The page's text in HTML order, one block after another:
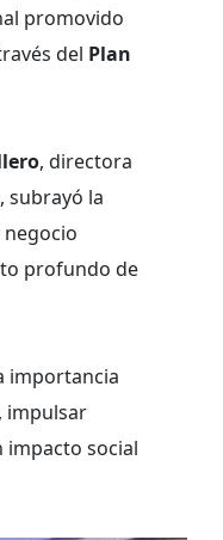
promovido
del Plan
, directora
, subrayó la
profundo de
importancia
impulsar
impacto social